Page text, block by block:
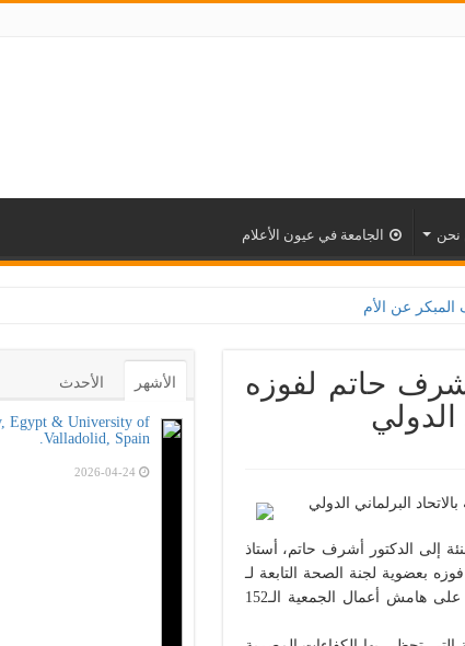
نحن الجامعة في عيون الأعلام
الأمراض المزمنة والاعتلال الكلوى بالتعاون مع وزارة الصحة و100 يوم صحة لتعز
حاتم لفوزه
الدولي
البرلماني الدولي
إلى الدكتور أشرف حاتم، أستاذ
بعضوية لجنة الصحة التابعة لـ
الاتحاد البرلماني الدولي، وذلك خلال الانتخابات التي أُجريت مساء اليوم على هامش أعمال الجمعية الـ152
الأشهر الأحدث
Egypt & University of
Valladolid, Spain.
2026-04-24